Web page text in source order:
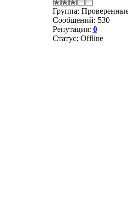
Группа:
Сообщений: 530
Репутация: 0
Статус: Offline